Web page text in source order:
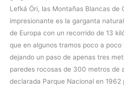
Lefká Óri, las Montañas Blancas de
impresionante es la garganta
de Europa con un recorrido de 13
que en algunos tramos poco a
dejando un paso de apenas tres
paredes rocosas de 300 metros de
declarada Parque Nacional en